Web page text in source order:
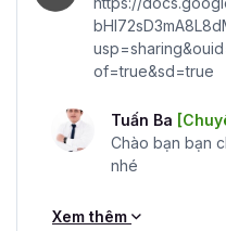
of=true&sd=true
Tuấn Ba
Chào bạn bạn
nhé
Xem thêm